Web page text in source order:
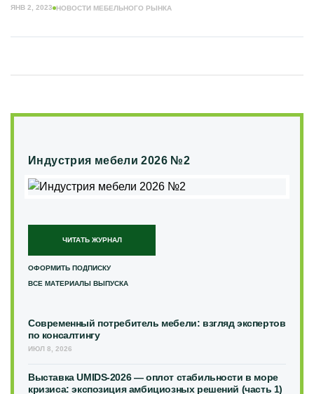
ЯНВ 2, 2023 НОВОСТИ МЕБЕЛЬНОГО РЫНКА
Индустрия мебели 2026 №2
ЧИТАТЬ ЖУРНАЛ
ОФОРМИТЬ ПОДПИСКУ
ВСЕ МАТЕРИАЛЫ ВЫПУСКА
Современный потребитель мебели: взгляд экспертов
по консалтингу
ИЮЛ 8, 2026
Выставка UMIDS-2026 — оплот стабильности в море
кризиса: экспозиция амбициозных решений (часть 1)